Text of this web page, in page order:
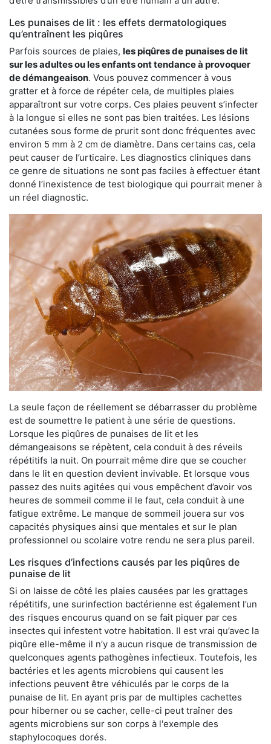
Les punaises de lit : les effets dermatologiques
qu’entraînent les piqûres
Parfois sources de plaies, les piqûres de punaises de lit
sur les adultes ou les enfants ont tendance à provoquer
de démangeaison. Vous pouvez commencer à vous
gratter et à force de répéter cela, de multiples plaies
apparaîtront sur votre corps. Ces plaies peuvent s’infecter
à la longue si elles ne sont pas bien traitées. Les lésions
cutanées sous forme de prurit sont donc fréquentes avec
environ 5 mm à 2 cm de diamètre. Dans certains cas, cela
peut causer de l’urticaire. Les diagnostics cliniques dans
ce genre de situations ne sont pas faciles à effectuer étant
donné l’inexistence de test biologique qui pourrait mener à
un réel diagnostic.
La seule façon de réellement se débarrasser du problème
est de soumettre le patient à une série de questions.
Lorsque les piqûres de punaises de lit et les
démangeaisons se répètent, cela conduit à des réveils
répétitifs la nuit. On pourrait même dire que se coucher
dans le lit en question devient invivable. Et lorsque vous
passez des nuits agitées qui vous empêchent d’avoir vos
heures de sommeil comme il le faut, cela conduit à une
fatigue extrême. Le manque de sommeil jouera sur vos
capacités physiques ainsi que mentales et sur le plan
professionnel ou scolaire votre rendu ne sera plus pareil.
Les risques d’infections causés par les piqûres de
punaise de lit
Si on laisse de côté les plaies causées par les grattages
répétitifs, une surinfection bactérienne est également l’un
des risques encourus quand on se fait piquer par ces
insectes qui infestent votre habitation. Il est vrai qu’avec la
piqûre elle-même il n’y a aucun risque de transmission de
quelconques agents pathogènes infectieux. Toutefois, les
bactéries et les agents microbiens qui causent les
infections peuvent être véhiculés par le corps de la
punaise de lit. En ayant pris par de multiples cachettes
pour hiberner ou se cacher, celle-ci peut traîner des
agents microbiens sur son corps à l'exemple des
staphylocoques dorés.